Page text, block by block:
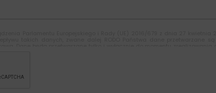
usunięcia lub ograniczenia przetwarzania, a także wniesienia
skargi do Prezesa Urzędu Ochrony Danych Osobowych.